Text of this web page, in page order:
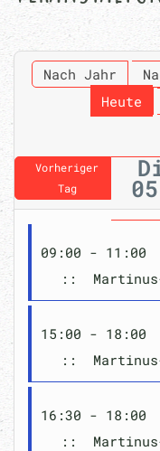
Nach Jahr
Heute
Vorheriger
Tag
09:00 - 11:00
::
15:00 - 18:00
::
16:30 - 18:00
::